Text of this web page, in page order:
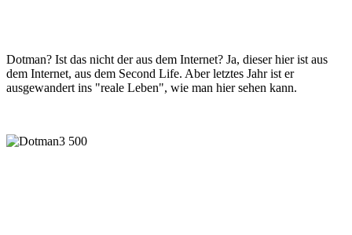
Dotman? Ist das nicht der aus dem Internet? Ja, dieser hier ist aus
dem Internet, aus dem Second Life. Aberletztes Jahr ist er
ausgewandert ins "reale Leben", wie man hier sehen kann.